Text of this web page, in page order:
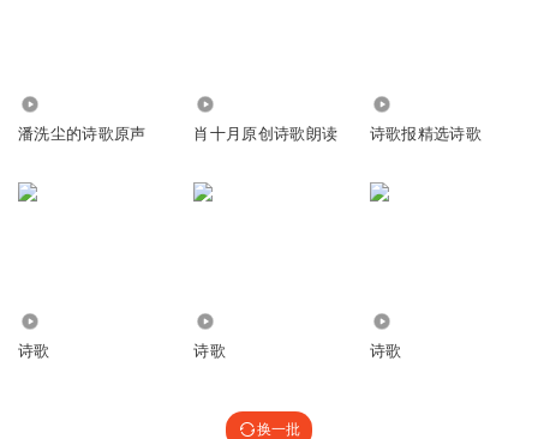
潘洗尘的诗歌原声 肖十月原创诗歌朗读 诗歌报精选诗歌
诗歌 诗歌 诗歌
换一批